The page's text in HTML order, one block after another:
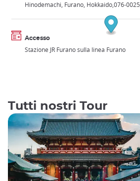
Hinodemachi, Furano, Hokkaido076-0025
Accesso
Stazione JR Furano sulla linea Furano
Tutti nostri Tour